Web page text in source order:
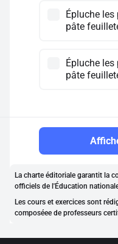
Épluche les
pâte
Épluche les
pâte
La charte éditoriale garantit la
officiels de l'Éducation
Les cours et exercices sont
composéee de professeurs